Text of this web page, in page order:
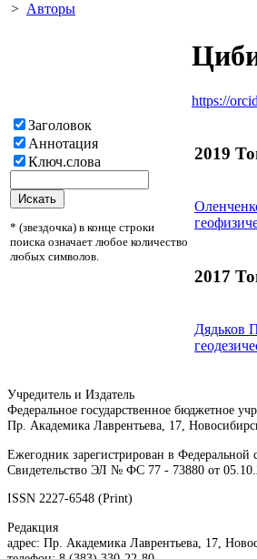
> Авторы
Заголовок
Аннотация
Ключ.слова
* (звездочка) в конце строки
поиска означает любое количество
любых символов.
https://
2019
2017
Дядьков
Учредитель и Издатель
Федеральное государственное бюджетное
Пр. Академика Лаврентьева, 17,
Ежегодник зарегистрирован в
Свидетельство ЭЛ № ФС 77 - 73880 от
ISSN 2227-6548 (Print)
Редакция
адрес: Пр. Академика Лаврентьева, 17,